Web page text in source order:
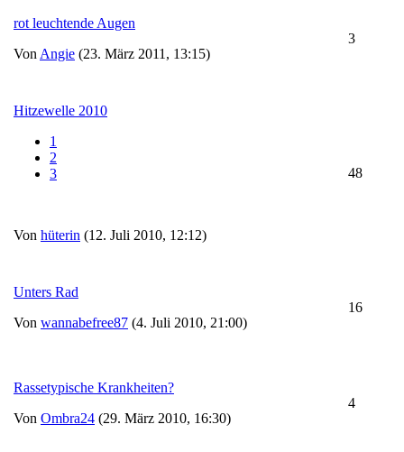
rot leuchtende Augen
Von Angie (23. März 2011, 13:15)
3
Hitzewelle 2010
1
2
3
Von hüterin (12. Juli 2010, 12:12)
48
Unters Rad
Von wannabefree87 (4. Juli 2010, 21:00)
16
Rassetypische Krankheiten?
Von Ombra24 (29. März 2010, 16:30)
4